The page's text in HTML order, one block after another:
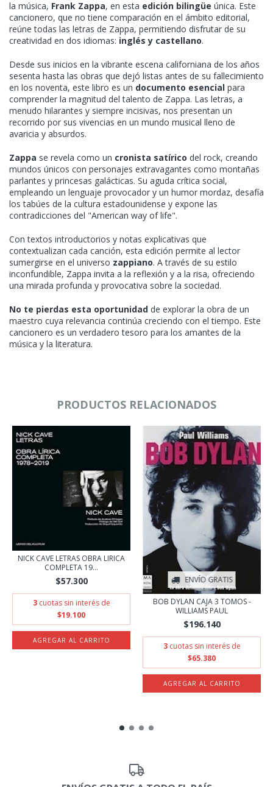
la música, Frank Zappa, en esta edición bilingüe única. Este
cancionero, que no tiene comparación en el ámbito editorial,
reúne todas las letras de Zappa, permitiendo disfrutar de su
creatividad en dos idiomas: inglés y castellano.
Desde sus inicios en la vibrante escena californiana de los años
sesenta hasta las obras que dejó listas antes de su fallecimiento
en los noventa, este libro es un documento esencial para
comprender la magnitud del talento de Zappa. Las letras, a
menudo hilarantes y siempre incisivas, nos presentan un
recorrido por sus vivencias en un mundo musical lleno de
avaricia y absurdos.
Zappa se revela como un cronista satírico del rock, creando
mundos únicos con personajes extravagantes como montañas
parlantes y princesas galácticas. Su aguda crítica social,
empleando un lenguaje provocador y un humor mordaz, desafía
los tabúes de la cultura estadounidense y expone las
contradicciones del "American way of life".
Con textos introductorios y notas explicativas que
contextualizan cada canción, esta edición permite al lector
sumergirse en el universo zappiano. A través de su estilo
inconfundible, Zappa invita a la reflexión y a la risa, ofreciendo
una mirada profunda y provocativa sobre la sociedad.
No te pierdas esta oportunidad de explorar la obra de un
maestro cuya relevancia continúa creciendo con el tiempo. Este
cancionero es un verdadero tesoro para los amantes de la
música y la literatura.
PRODUCTOS RELACIONADOS
NICK CAVE LETRAS OBRA LIRICA
COMPLETA 19...
$57.300
3 cuotas sin interés de
$19.100
ENVÍO GRATIS
BOB DYLAN CAJA 3 TOMOS -
WILLIAMS PAUL
$196.140
3 cuotas sin interés de
$65.380